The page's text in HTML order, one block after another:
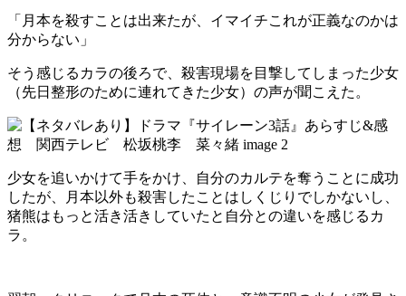
「月本を殺すことは出来たが、イマイチこれが正義なのかは
分からない」
そう感じるカラの後ろで、殺害現場を目撃してしまった少女
（先日整形のために連れてきた少女）の声が聞こえた。
少女を追いかけて手をかけ、自分のカルテを奪うことに成功
したが、月本以外も殺害したことはしくじりでしかないし、
猪熊はもっと活き活きしていたと自分との違いを感じるカ
ラ。